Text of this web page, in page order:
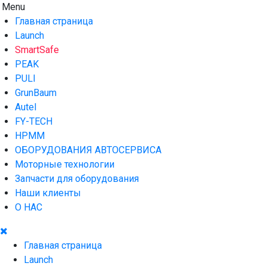
Skip
to
content
AUTO HOUSE
Технологии автосервиса — официальный дистрибьютор
Launch в Армении,Launch Armenia
Menu
Главная страница
Launch
SmartSafe
PEAK
PULI
GrunBaum
Autel
FY-TECH
HPMM
ОБОРУДОВАНИЯ АВТОСЕРВИСА
Моторные технологии
Запчасти для оборудования
Наши клиенты
О НАС
Главная страница
Launch